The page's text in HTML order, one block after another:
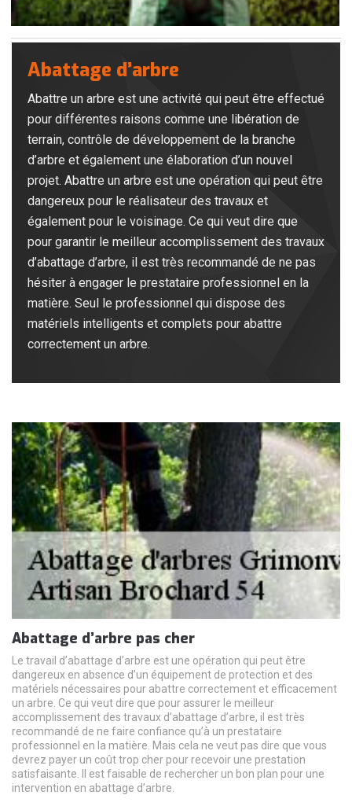
Abattage d’arbre
Abattre un arbre est une activité qui peut être effectué
pour différentes raisons comme une libération de
terrain, contrôle de développement de la branche
d’arbre et également une élaboration d’un nouvel
projet. Abattre un arbre est une opération qui peut être
dangereux pour le réalisateur des travaux et
également pour le voisinage. Ce qui veut dire que
pour garantir le meilleur accomplissement des travaux
d’abattage d’arbre, il est très recommandé de ne pas
hésiter à engager le prestataire professionnel en la
matière. Seul le professionnel qui dispose des
matériels intelligents et complets pour abattre
correctement un arbre.
Abattage d’arbre pas cher
Le travail d’abattage d’arbre est une opération qui peut être
dangereux en absence d’un équipement de protection et des
matériels nécessaires pour abattre correctement et efficacement
un arbre. Ce qui veut dire que pour assurer le meilleur
accomplissement des travaux d’abattage d’arbre, il est très
recommandé de ne faire confiance qu’à un prestataire
professionnel en la matière. Mais cela ne veut pas dire que vous
devrez payer un coût trop cher pour recevoir une prestation
satisfaisante. Il est faisable de rechercher un bon plan pour une
intervention en abattage d’arbre.